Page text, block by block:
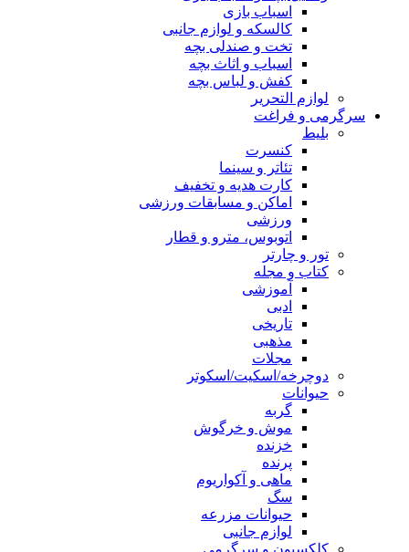
اسباب بازی
کالسکه و لوازم جانبی
تخت و صندلی بچه
اسباب و اثاث بچه
کفش و لباس بچه
لوازم التحریر
سرگرمی و فراغت
بلیط
کنسرت
تئاتر و سینما
کارت هدیه و تخفیف
اماکن و مسابقات ورزشی
ورزشی
اتوبوس، مترو و قطار
تور و چارتر
کتاب و مجله
آموزشی
ادبی
تاریخی
مذهبی
مجلات
دوچرخه/اسکیت/اسکوتر
حیوانات
گربه
موش و خرگوش
خزنده
پرنده
ماهی و آکواریوم
سگ
حیوانات مزرعه
لوازم جانبی